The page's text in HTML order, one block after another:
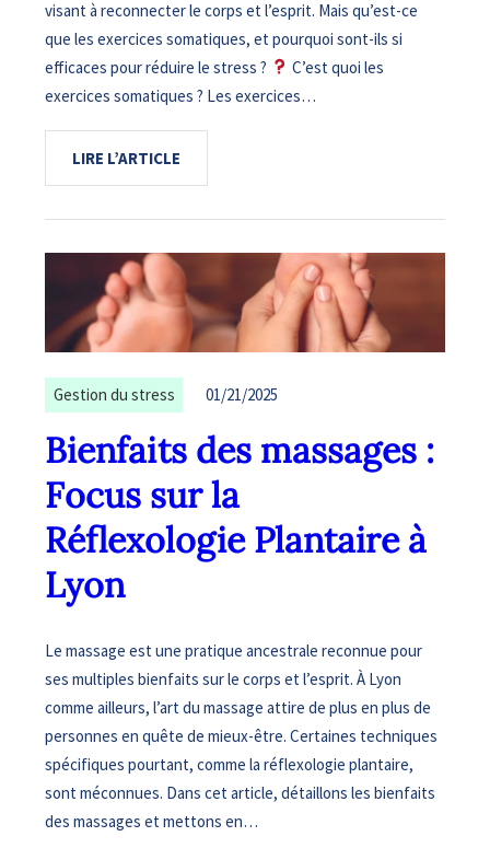
visant à reconnecter le corps et l’esprit. Mais qu’est-ce
que les exercices somatiques, et pourquoi sont-ils si
efficaces pour réduire le stress ?
​ C’est quoi les
exercices somatiques ? Les exercices…
LIRE L’ARTICLE
Gestion du stress 01/21/2025
Bienfaits des massages :
Focus sur la
Réflexologie Plantaire à
Lyon
Le massage est une pratique ancestrale reconnue pour
ses multiples bienfaits sur le corps et l’esprit. À Lyon
comme ailleurs, l’art du massage attire de plus en plus de
personnes en quête de mieux-être. Certaines techniques
spécifiques pourtant, comme la réflexologie plantaire,
sont méconnues. Dans cet article, détaillons les bienfaits
des massages et mettons en…